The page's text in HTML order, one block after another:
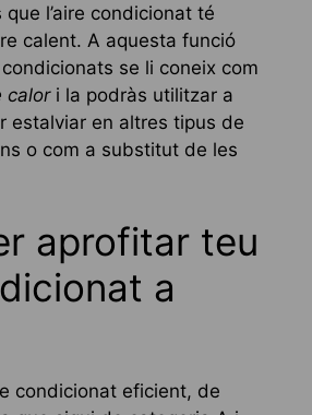
que l’aire condicionat té
calent. A aquesta funció
se li coneix com
calor i la podràs utilitzar a
estalviar en altres tipus de
o com a substitut de les
aprofitar teu
a
condicionat eficient, de